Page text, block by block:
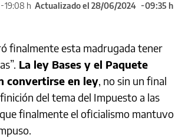
19:08 h Actualizado el 28/06/2024
09:35 h
finalmente esta madrugada tener
La ley Bases y el Paquete
convertirse en ley, no sin un final
del tema del Impuesto a las
finalmente el oficialismo mantuvo